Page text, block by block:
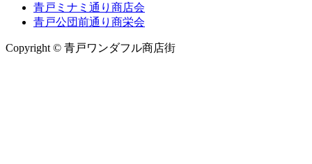
青戸ミナミ通り商店会
青戸公団前通り商栄会
Copyright © 青戸ワンダフル商店街